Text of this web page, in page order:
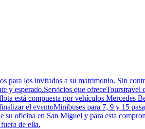
para los invitados a su matrimonio. Sin
y esperado.Servicios que
está compuesta por vehículos Mercedes
el eventoMinibuses para 7, 9 y 15
su oficina en San Miguel y para esta
de ella.